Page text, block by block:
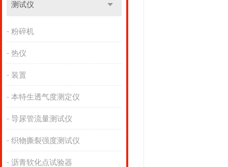
测试仪
粉碎机
热仪
装置
本特生透气度测定仪
导尿管流量测试仪
织物撕裂强度测试仪
沥青软化点试验器